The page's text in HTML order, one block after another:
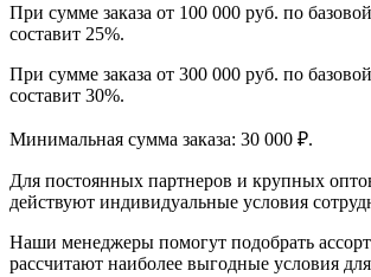
При сумме заказа от 100 000 руб. по
составит 25%.
При сумме заказа от 300 000 руб. по
составит 30%.
Минимальная сумма заказа: 30 000 ₽.
Для постоянных партнеров и крупных
действуют индивидуальные условия
Наши менеджеры помогут подобрать
рассчитают наиболее выгодные условия для